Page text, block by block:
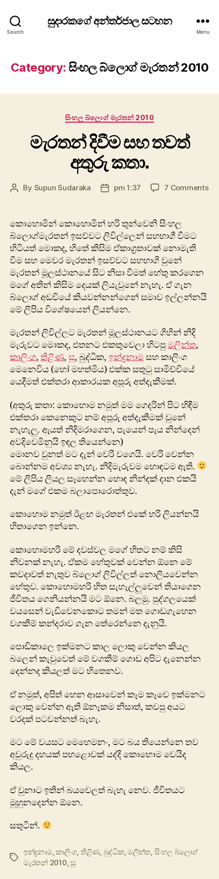
Search
සුදාරකගේ අන්තර්ජාල සටහන
Menu
Category: සිංහල බ්ලොග් මැරතන් 2010
Categories
සිංහල බ්ලොග් මැරතන් 2010
මැරතන් දිවීම සහ තවත්
අතුරු කතා.
Post
By Supun Sudaraka
Postpm 1:37 7 Commentson
කොහොමින් කොහොමින් හරි තුන්වෙනි සිංහල
බ්ලොග්මැරතන් ඉසව්වට ලිවිල්ලෙන් සහභාගී වීමට
හිටියත් ‍මොකද, හිතේ කිසිම ඒකාග්‍රතාවක් නොමැති
වීම සහ මෙවර මැරතන් ඉසව්වට සහභාගි වුනේ
මැරතන් මූලස්ථානයේ සිට නිසා වීමත් හේතු කරගෙන
මගේ අතින් කිසිම දෙයක් ලියැවුනේ නැහැ. ඒ ගැන
බ්ලොග් අඩවියේ කියවන්නන්ගෙන් සමාව ඉල්ලන්නයි
මේ ලිපිය විශේෂයෙන් ලියන්නෙ.
මැරතන් ලිවිල්ලට මැරතන් මූලස්ථානයට ගිහින් නිදි
මැරුවට මොකද, එතනට එකතුවෙලා හිටපුමලින්ත,
කාලිංග, තිළිණ, සූ, බුද්ධික, ඉන්ද්‍රනාමසහ කාලිංග
මෙනෙවිය (හෝ මහත්මිය) එක්ක සතුටු සාමිච්චියේ
යෙදීමත් එක්තරා ආකාරයක අපූරු අත්දැකීමක්.
(අතුරු කතා: කො‍හොම නමුත් මම ගෙදරින් පිට හිඳීම
එක්තරා කෙනෙකුට නම් අපූරු අත්දැකීමක් වුනේ
නැහැලු. ඇයත් නිදිමරාගෙන, පැයෙන් පැය නින්දෙන්
අවදිවෙමිනුයි ඉඳල තියෙන්නෙ)
මොනව වුනත් මට දැන් වෙරි වගෙයි. වෙරි වෙන්න
‍බොන්නම අවශ්‍ය නැහැ. නිදිමැරුවම හොඳටම ඇති.
මේ ලිපිය ලියල සෑහෙන්න හොඳ නින්දක් දාන එකයි
දැන් මගේ එකම බලාපොරොත්තුව.
කොහොම නමුත් ඊළඟ මැරතන් එකේ හරි ලියන්නයි
හිතාගෙන ඉන්නෙ.
‍කො‍‍හොමහරි මේ දවස්වල මගේ හිතට නම් කිසි
නිවනක් නැහැ. ඒකම හේතුවක් වෙන්න ඕනෙ මේ
කවදාවත් නැතුව බ්ලොග් ලිවිල්ලත් ‍නොලියවෙන්න
හේතුව. කොහොමහරි හිත සැහැල්ලුවෙන් තියාගෙන
ජීවිතය ගෙනියන්නයි මට ඕනෙ. බලමු. පුද්ගලයෙක්
වයසෙන් වැඩිවෙනකොට තමන් මත ගොඩගැහෙන
වගකීම් කන්දරාව ගැන තේරෙන්නෙ දැනුයි.
පොඩිකාලෙ ඉක්මනට කාල ලොකු වෙන්න කියල
බලෙන් කැවුවෙත් මේ වගකීම් ගොඩ අපිට දැනෙන්න
දෙන්නද කියලත් මට හිතෙනව.
ඒ නමුත්, අපිත් හෙන ආසාවෙන් කෑම කෑවෙ ඉක්මනට
ලොකු වෙන්න ඇති ඕනෑකම නිසාත්, කවපු අයට
වරදක් පටවන්නත් බැහැ.
මට මේ වයසට මෙහෙමනං, මට බය තියෙන්නෙ තව
අවුරුදු දහයක් පහළොවක් යද්දි කොහොම වෙයිද
කියල.
ඒ වුනාට ඉතින් බයවෙලත් බැහැ නෙව. ජීවිතයට
මුහුනදෙන්න ඕනෙ.
සතුටින්.
Tags
ඉන්ද්‍රනාම,කාලිංග, තිළිණ, බුද්ධික,මලින්ත, සිංහල බ්ලොග්
මැරතන් 2010,සූ